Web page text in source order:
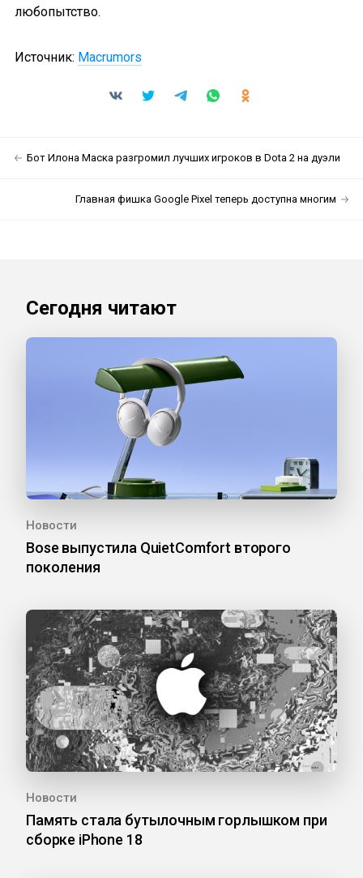
любопытство.
Источник: Macrumors
Бот Илона Маска разгромил лучших игроков в Dota 2 на дуэли
Главная фишка Google Pixel теперь доступна многим
Сегодня читают
Новости
Bose выпустила QuietComfort второго
поколения
Новости
Память стала бутылочным горлышком при
сборке iPhone 18